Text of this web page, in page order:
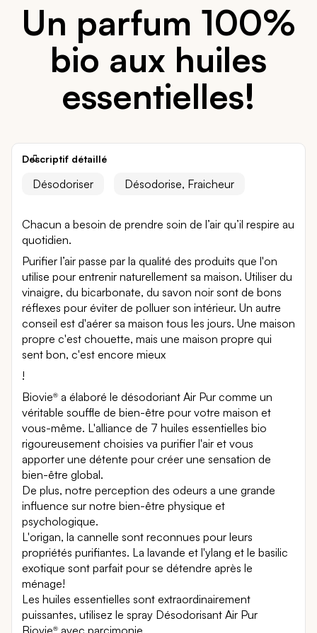
Un parfum 100%
bio aux huiles
essentielles!
Descriptif détaillé
Désodoriser Désodorise, Fraicheur
Chacun a besoin de prendre soin de l’air qu’il respire au
quotidien.
Purifier l’air passe par la qualité des produits que l'on
utilise pour entrenir naturellement sa maison. Utiliser du
vinaigre, du bicarbonate, du savon noir sont de bons
réflexes pour éviter de polluer son intérieur. Un autre
conseil est d'aérer sa maison tous les jours. Une maison
propre c'est chouette, mais une maison propre qui
sent bon, c'est encore mieux
!
Biovie® a élaboré le désodoriant Air Pur comme un
véritable souffle de bien-être pour votre maison et
vous-même. L'alliance de 7 huiles essentielles bio
rigoureusement choisies va purifier l'air et vous
apporter une détente pour créer une sensation de
bien-être global.
De plus, notre perception des odeurs a une grande
influence sur notre bien-être physique et
psychologique.
L'origan, la cannelle sont reconnues pour leurs
propriétés purifiantes. La lavande et l'ylang et le basilic
exotique sont parfait pour se détendre après le
ménage!
Les huiles essentielles sont extraordinairement
puissantes, utilisez le spray Désodorisant Air Pur
Biovie® avec parcimonie.